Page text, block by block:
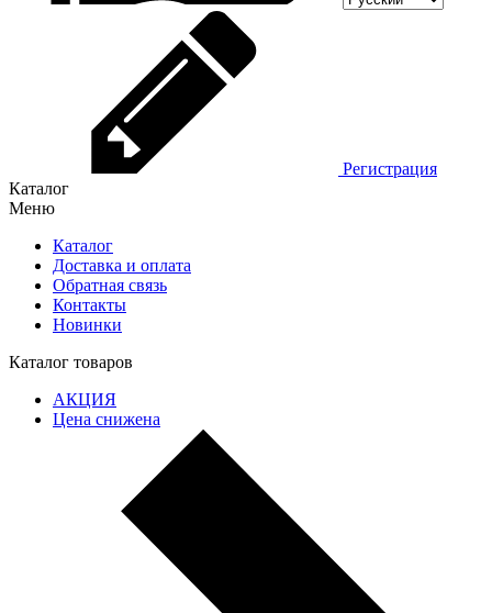
Регистрация
Каталог
Меню
Каталог
Доставка и оплата
Обратная связь
Контакты
Новинки
Каталог товаров
АКЦИЯ
Цена снижена